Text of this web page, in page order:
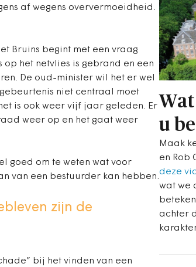
af wegens oververmoeidheid.
Bruins begint met een vraag
het netvlies is gebrand en een
De oud-minister wil het er wel
niet centraal moet
is ook weer vijf jaar geleden. Er
weer op en het gaat weer
goed om te weten wat voor
van een bestuurder kan hebben.
zijn de
bij het vinden van een
u
Maak
en Rob
deze
wat we
achter